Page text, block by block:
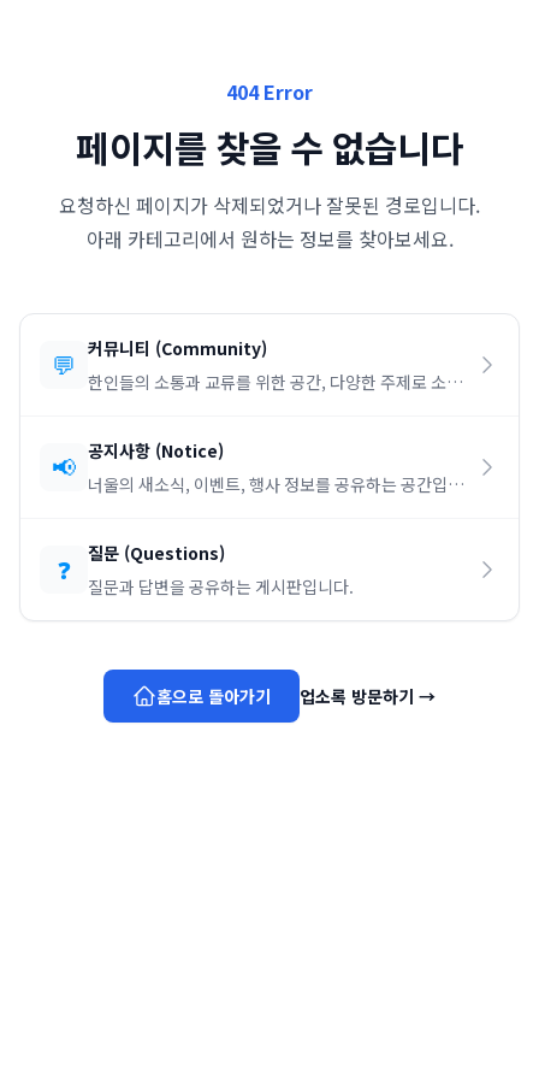
404 Error
페이지를 찾을 수 없습니다
요청하신 페이지가 삭제되었거나 잘못된 경로입니다.
아래 카테고리에서 원하는 정보를 찾아보세요.
💬 커뮤니티 (Community)
한인들의 소통과 교류를 위한 공간, 다양한 주제로 소통
📢 공지사항 (Notice)
너울의 새소식, 이벤트, 행사 정보를 공유하는 공간입니
❓ 질문 (Questions)
질문과 답변을 공유하는 게시판입니다.
홈으로 돌아가기 업소록 방문하기 →